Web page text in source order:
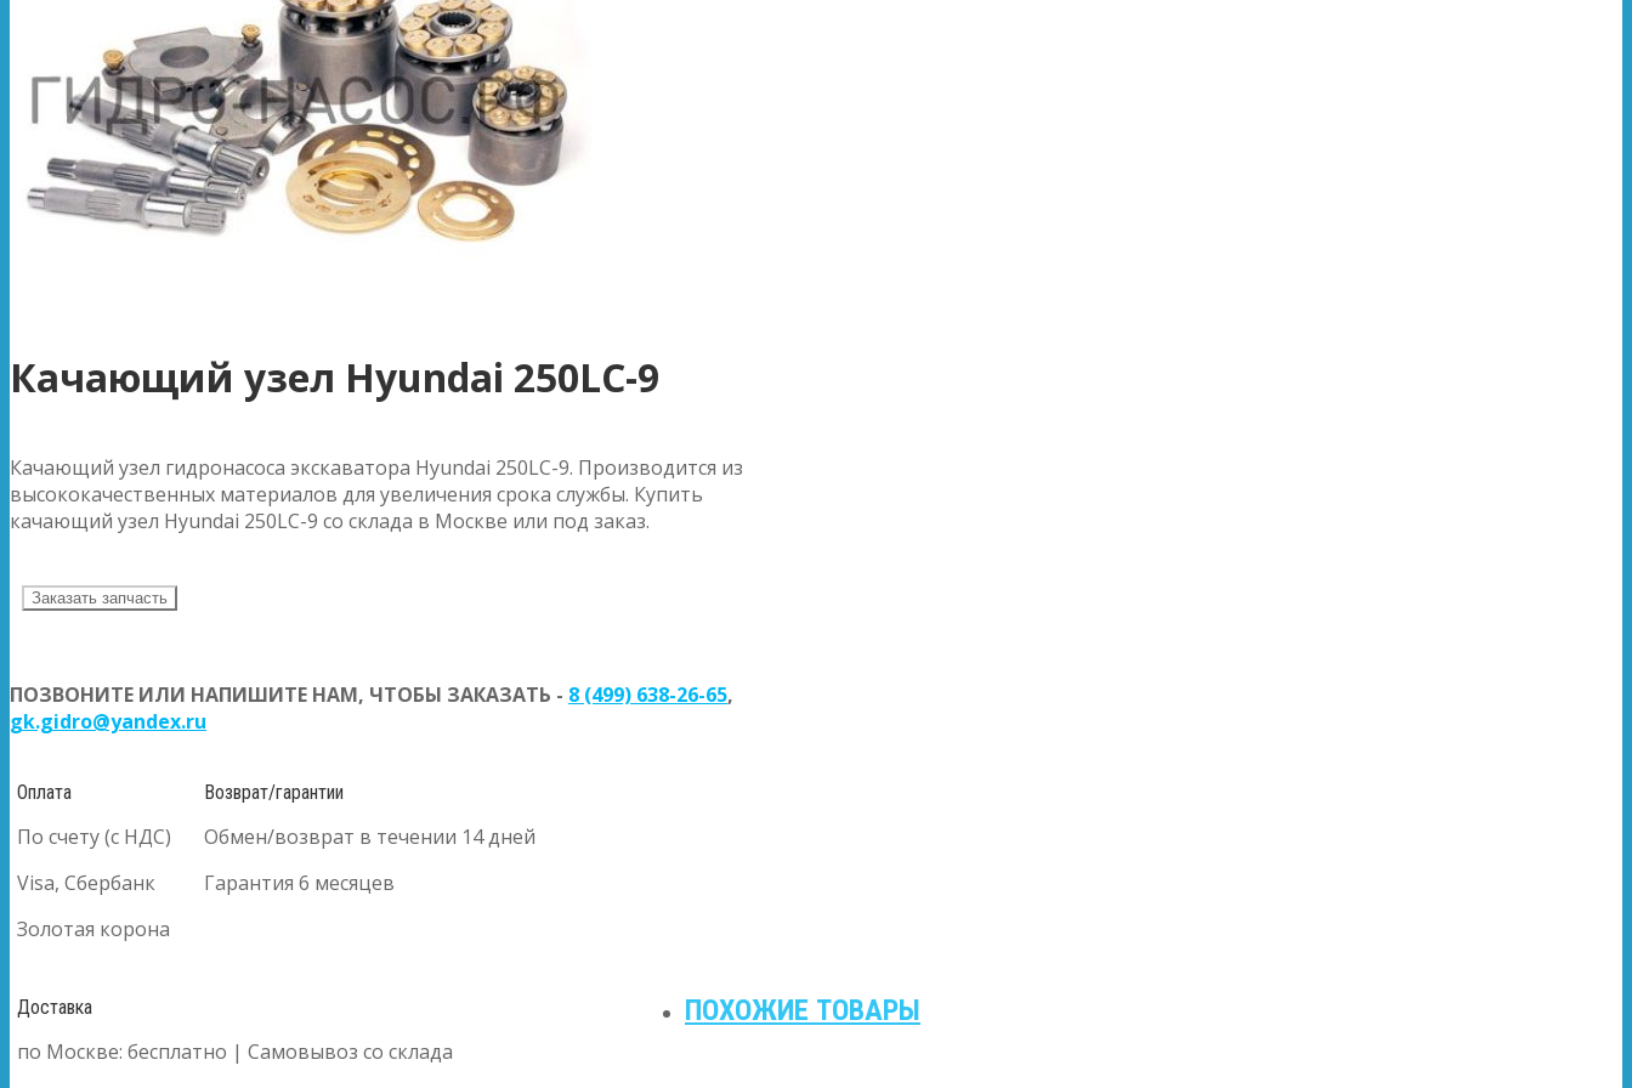
Качающий узел Hyundai 250LC-9
Качающий узел гидронасоса экскаватора Hyundai 250LC-9. Производится из
высококачественных материалов для увеличения срока службы. Купить
качающий узел Hyundai 250LC-9 со склада в Москве или под заказ.
Заказать запчасть
ПОЗВОНИТЕ ИЛИ НАПИШИТЕ НАМ, ЧТОБЫ ЗАКАЗАТЬ - 8 (499) 638-26-65,
gk.gidro@yandex.ru
Оплата
По счету (с НДС)
Visa, Сбербанк
Золотая корона
Возврат/гарантии
Обмен/возврат в течении 14 дней
Гарантия 6 месяцев
Доставка
по Москве: бесплатно | Самовывоз со склада
ПОХОЖИЕ ТОВАРЫ